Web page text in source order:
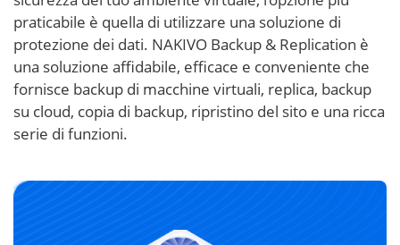
praticabile è quella di utilizzare una soluzione di
protezione dei dati. NAKIVO Backup & Replication è
una soluzione affidabile, efficace e conveniente che
fornisce backup di macchine virtuali, replica, backup
su cloud, copia di backup, ripristino del sito e una ricca
serie di funzioni.